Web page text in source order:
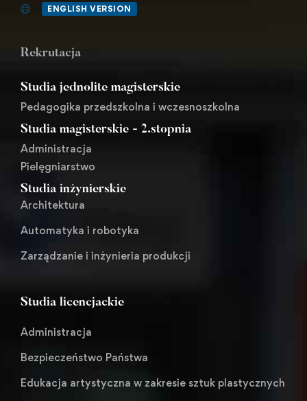
ENGLISH VERSION
Rekrutacja
Studia jednolite magisterskie
Pedagogika przedszkolna i wczesnoszkolna
Studia magisterskie - 2.stopnia
Administracja
Pielęgniarstwo
Studia inżynierskie
Architektura
Automatyka i robotyka
Zarządzanie i inżynieria produkcji
Studia licencjackie
Administracja
Bezpieczeństwo Państwa
Edukacja artystyczna w zakresie sztuk plastycznych